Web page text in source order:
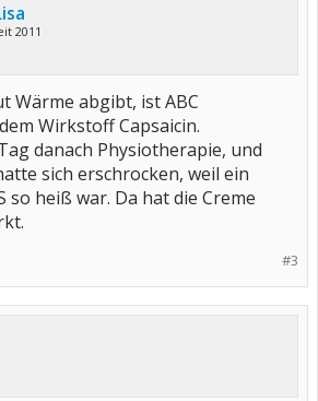
2011
Wärme abgibt, ist ABC
Wirkstoff Capsaicin.
danach Physiotherapie, und
sich erschrocken, weil ein
so heiß war. Da hat die Creme
#3